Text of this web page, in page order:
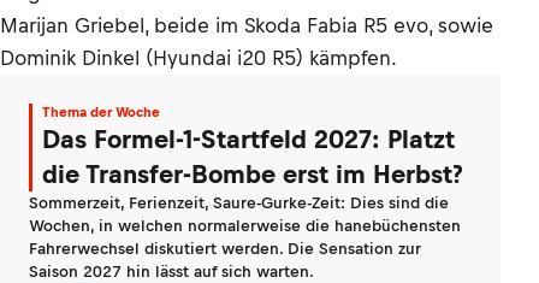
Marijan Griebel, beide im Skoda Fabia R5 evo, sowie
Dominik Dinkel (Hyundai i20 R5) kämpfen.
Thema der Woche
Das Formel-1-Startfeld 2027: Platzt
die Transfer-Bombe erst im Herbst?
Sommerzeit, Ferienzeit, Saure-Gurke-Zeit: Dies sind die
Wochen, in welchen normalerweise die hanebüchensten
Fahrerwechsel diskutiert werden. Die Sensation zur
Saison 2027 hin lässt auf sich warten.